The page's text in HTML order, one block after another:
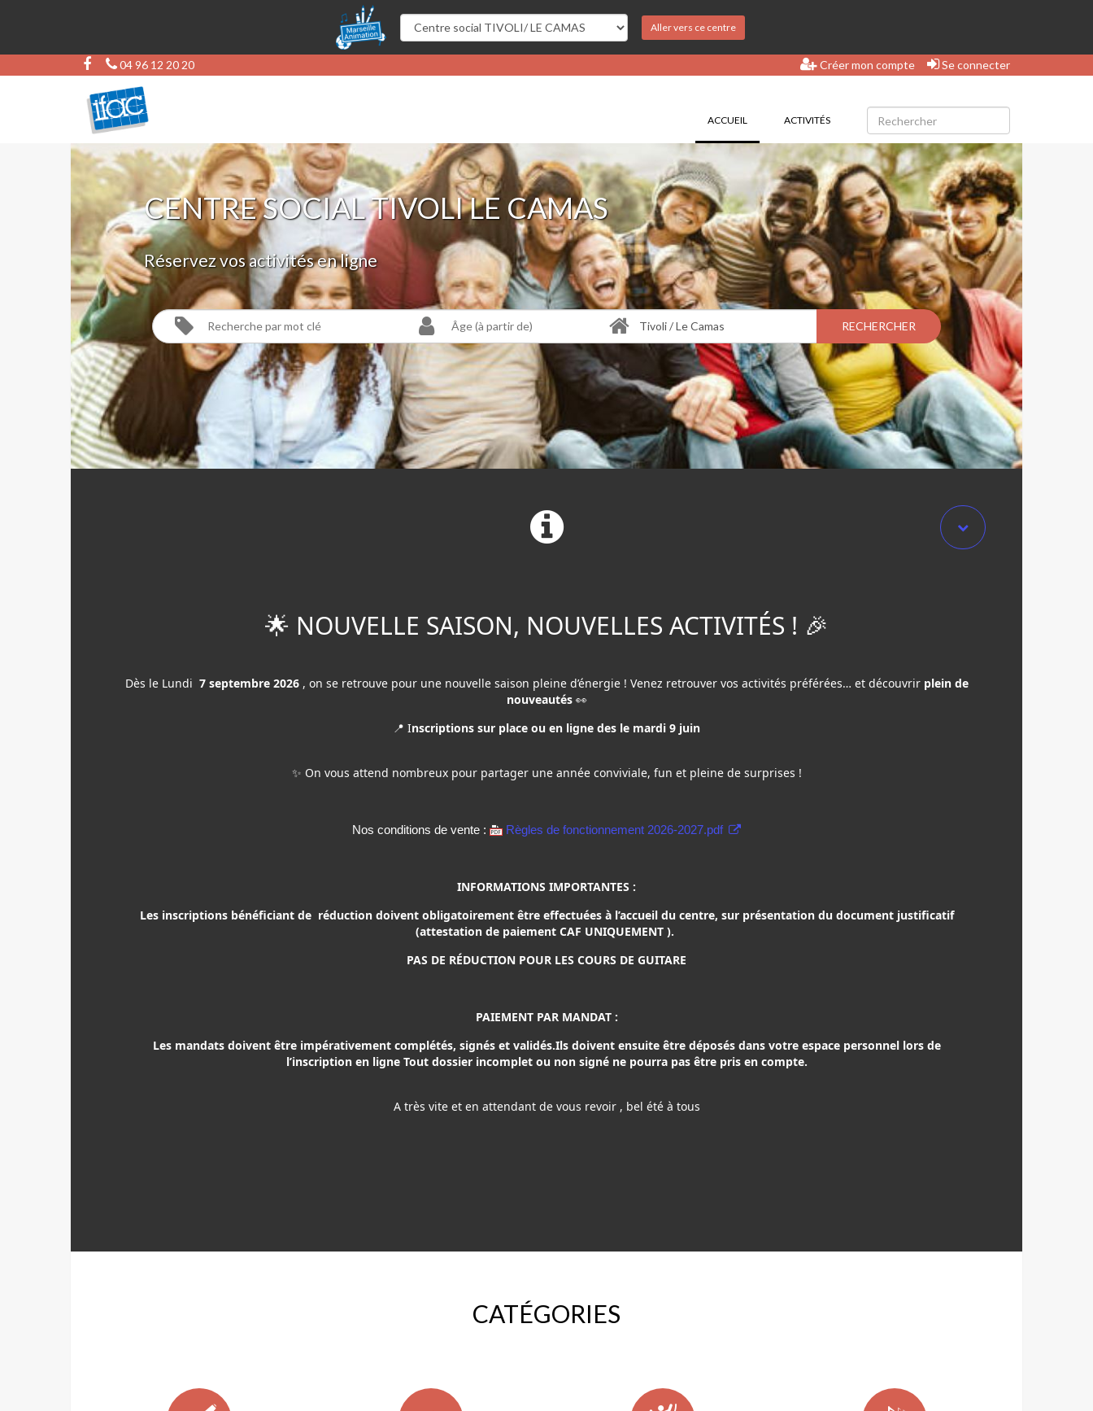
Aller vers ce centre
04 96 12 20 20 Créer mon compte Se connecter
ACCUEIL (CURRENT)ACTIVITÉS
CENTRE SOCIAL TIVOLI LE CAMAS
Réservez vos activités en ligne
🌟 NOUVELLE SAISON, NOUVELLES ACTIVITÉS ! 🎉
Dès le Lundi 7 septembre 2026 , on se retrouve pour une nouvelle saison pleine d’énergie ! Venez retrouver vos activités préférées… et découvrir plein de
nouveautés👀
📍 Inscriptions sur place ou en ligne des le mardi 9 juin
✨ On vous attend nombreux pour partager une année conviviale, fun et pleine de surprises !
Nos conditions de vente : Règles de fonctionnement 2026-2027.pdf
INFORMATIONS IMPORTANTES :
Les inscriptions bénéficiant de réduction doivent obligatoirement être effectuées à l’accueil du centre, sur présentation du document justificatif
(attestation de paiement CAF UNIQUEMENT ).
PAS DE RÉDUCTION POUR LES COURS DE GUITARE
PAIEMENT PAR MANDAT :
Les mandats doivent être impérativement complétés, signés et validés.Ils doivent ensuite être déposés dans votre espace personnel lors de
l’inscription en ligne Tout dossier incomplet ou non signé ne pourra pas être pris en compte.
A très vite et en attendant de vous revoir , bel été à tous
CATÉGORIES